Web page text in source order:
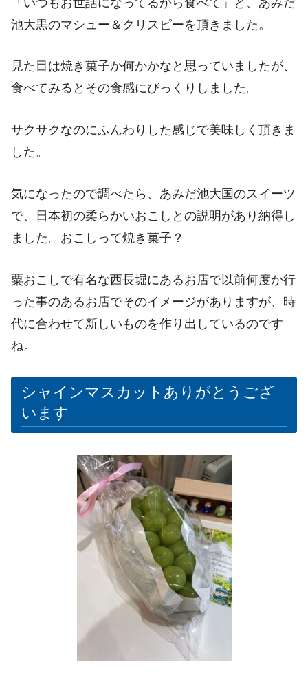
池大黒のマシュー＆クリスピーを頂きました。
見た目は焼き菓子か何かかなと思っていましたが、
食べてみるとその食感にびっくりしました。
サクサクなのにふんわりした感じで美味しく頂きま
した。
気になったので調べたら、あみだ池大国のスイーツ
で、日本初の柔らかいおこしとの説明があり納得し
ました。おこしって焼き菓子？
粟おこしで有名な西長堀にあるお店で以前何度か行
った事のあるお店でそのイメージがありますが、時
代に合わせて新しいものを作り出しているのです
ね。
シャインマスカットありがとうござ
います